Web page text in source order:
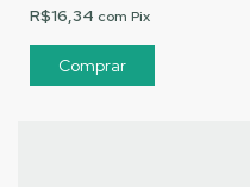
R$16,34 com Pix